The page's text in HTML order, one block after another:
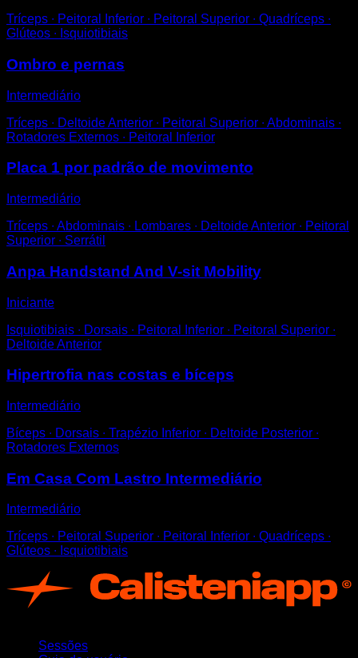
Tríceps ∙ Peitoral Inferior ∙ Peitoral Superior ∙ Quadríceps ∙
Glúteos ∙ Isquiotibiais
Ombro e pernas
Intermediário
Tríceps ∙ Deltoide Anterior ∙ Peitoral Superior ∙ Abdominais ∙
Rotadores Externos ∙ Peitoral Inferior
Placa 1 por padrão de movimento
Intermediário
Tríceps ∙ Abdominais ∙ Lombares ∙ Deltoide Anterior ∙ Peitoral
Superior ∙ Serrátil
Anpa Handstand And V-sit Mobility
Iniciante
Isquiotibiais ∙ Dorsais ∙ Peitoral Inferior ∙ Peitoral Superior ∙
Deltoide Anterior
Hipertrofia nas costas e bíceps
Intermediário
Bíceps ∙ Dorsais ∙ Trapézio Inferior ∙ Deltoide Posterior ∙
Rotadores Externos
Em Casa Com Lastro Intermediário
Intermediário
Tríceps ∙ Peitoral Superior ∙ Peitoral Inferior ∙ Quadríceps ∙
Glúteos ∙ Isquiotibiais
Sessões